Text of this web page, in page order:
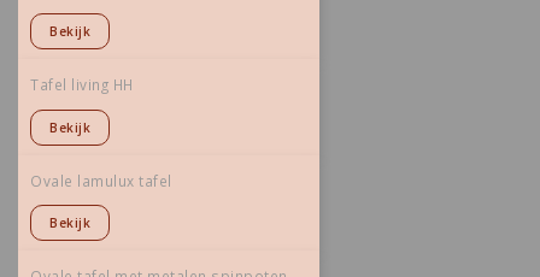
Bekijk
Tafel living HH
Bekijk
Ovale lamulux tafel
Bekijk